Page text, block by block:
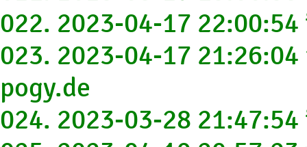
022. 2023-04-17
023. 2023-04-17
pogy.de
024. 2023-03-28